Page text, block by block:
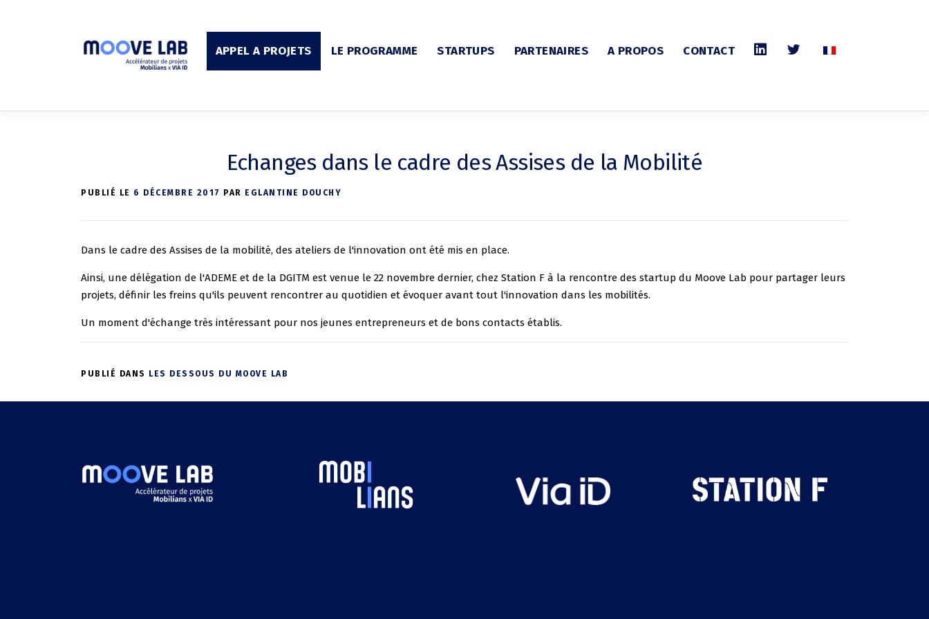
APPEL A PROJETS LE PROGRAMME STARTUPS PARTENAIRES A PROPOS CONTACT
Echanges dans le cadre des Assises de la Mobilité
PUBLIÉ LE 6 DÉCEMBRE 2017 PAR EGLANTINE DOUCHY
Dans le cadre des Assises de la mobilité, des ateliers de l'innovation ont été mis en place.
Ainsi, une délégation de l'ADEME et de la DGITM est venue le 22 novembre dernier, chez Station F à la rencontre des startup du Moove Lab pour partager leurs
projets, définir les freins qu'ils peuvent rencontrer au quotidien et évoquer avant tout l'innovation dans les mobilités.
Un moment d'échange très intéressant pour nos jeunes entrepreneurs et de bons contacts établis.
PUBLIÉ DANS LES DESSOUS DU MOOVE LAB